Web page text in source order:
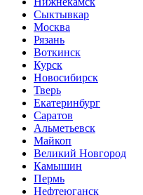
Сыктывкар
Москва
Рязань
Воткинск
Курск
Новосибирск
Тверь
Екатеринбург
Саратов
Альметьевск
Майкоп
Великий Новгород
Камышин
Пермь
Нефтеюганск